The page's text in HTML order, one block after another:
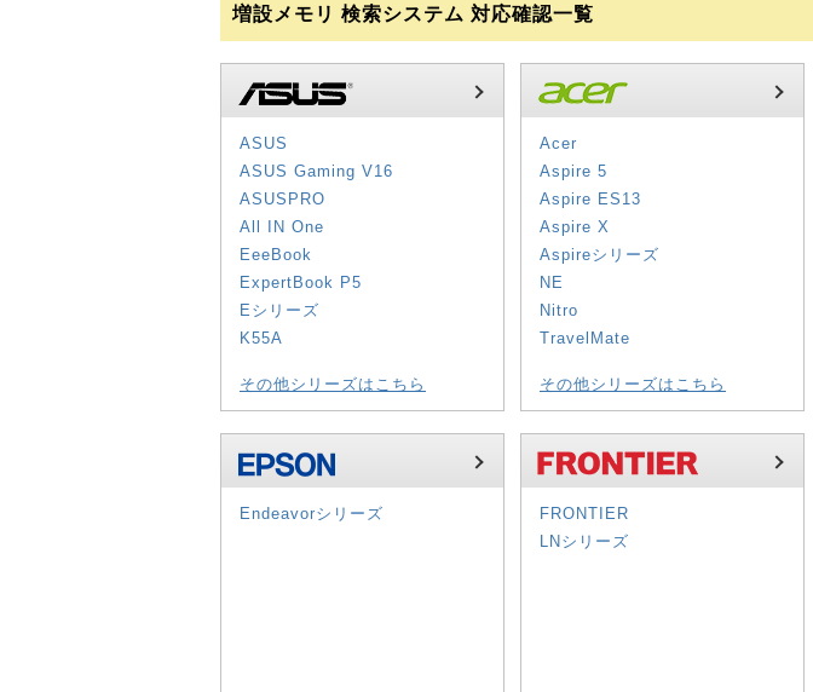
増設メモリ 検索システム 対応確認一覧
ASUS
ASUS Gaming V16
ASUSPRO
All IN One
EeeBook
ExpertBook P5
Eシリーズ
K55A
その他シリーズはこちら
Acer
Aspire 5
Aspire ES13
Aspire X
Aspireシリーズ
NE
Nitro
TravelMate
その他シリーズはこちら
Endeavorシリーズ
FRONTIER
LNシリーズ